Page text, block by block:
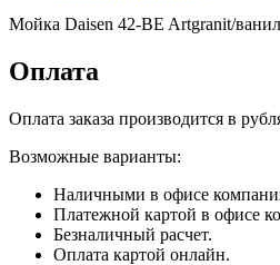
Мойка Daisen 42-BE Artgranit/
Оплата
Оплата заказа производится в
Возможные варианты:
Наличными в офисе
Платежной картой в офисе
Безналичный расчет.
Оплата картой онлайн.